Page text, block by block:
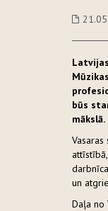
būs
un
Daļa no